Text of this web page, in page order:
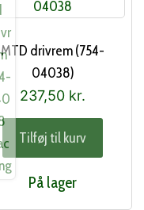
MTD drivrem (754-
04038)
237,50 kr.
Tilføj til kurv
På lager